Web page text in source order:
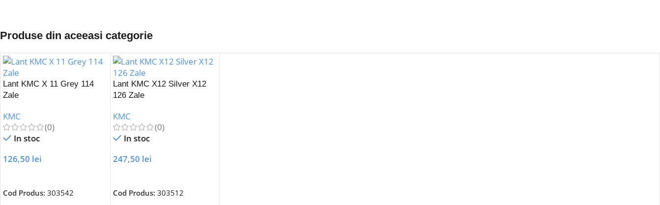
Produse din aceeasi categorie
Lant KMC X 11 Grey 114
Zale
KMC
(0)
In stoc
126,50 lei
Cod Produs: 303542
Lant KMC X12 Silver X12
126 Zale
KMC
(0)
In stoc
247,50 lei
Cod Produs: 303512